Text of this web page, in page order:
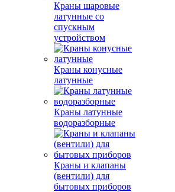
Краны шаровые
латунные со
спускным
устройством
Краны конусные
латунные
Краны латунные
водоразборные
Краны и клапаны
(вентили) для
бытовых приборов